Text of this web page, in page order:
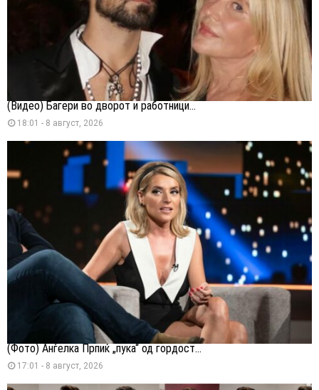
(Видео) Багери во дворот и работници...
18:01 - 8 август, 2026
(Фото) Анѓелка Прпиќ „пука“ од гордост...
17:01 - 8 август, 2026